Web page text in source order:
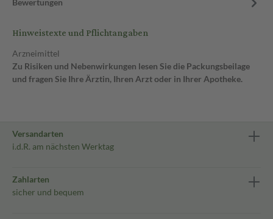
Bewertungen
Hinweistexte und Pflichtangaben
Arzneimittel
Zu Risiken und Nebenwirkungen lesen Sie die Packungsbeilage
und fragen Sie Ihre Ärztin, Ihren Arzt oder in Ihrer Apotheke.
Versandarten
i.d.R. am nächsten Werktag
Zahlarten
sicher und bequem